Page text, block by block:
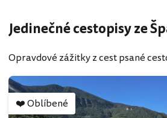
Jedinečné cestopisy ze
Opravdové zážitky z cest psané
❤️Oblíbené